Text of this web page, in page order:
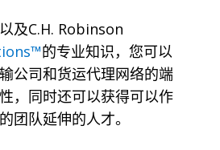
及C.H. Robinson
的专业知识，您可以
公司和货运代理网络的端
，同时还可以获得可以作
团队延伸的人才。